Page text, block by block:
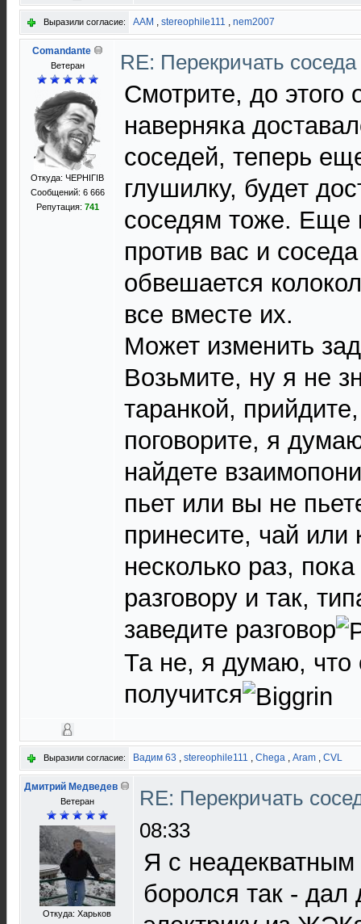
Выразили согласие: AAM , stereophile111 , nem2007
Comandante
Ветеран
Откуда: ЧЕРНIГIВ
Сообщений: 6 666
Репутация: 741
RE: Перекричать
Смотрите, до этого
наверняка
соседей, теперь
глушилку, будет
соседям тоже. Еще
против вас и
обвешается
все вместе их.
Может изменить
Возьмите, ну я не
таранкой,
поговорите, я
найдете
пьет или вы не
принесите, чай
несколько раз, пока
разговору и так,
заведите разговор
Та не, я думаю, что
получится
Выразили согласие: Вадим 63 , stereophile111 , Chega , Aram , CVL
Дмитрий Медведев
Ветеран
Откуда: Харьков
RE: Перекричать
08:33
Я с
боролся так - дал